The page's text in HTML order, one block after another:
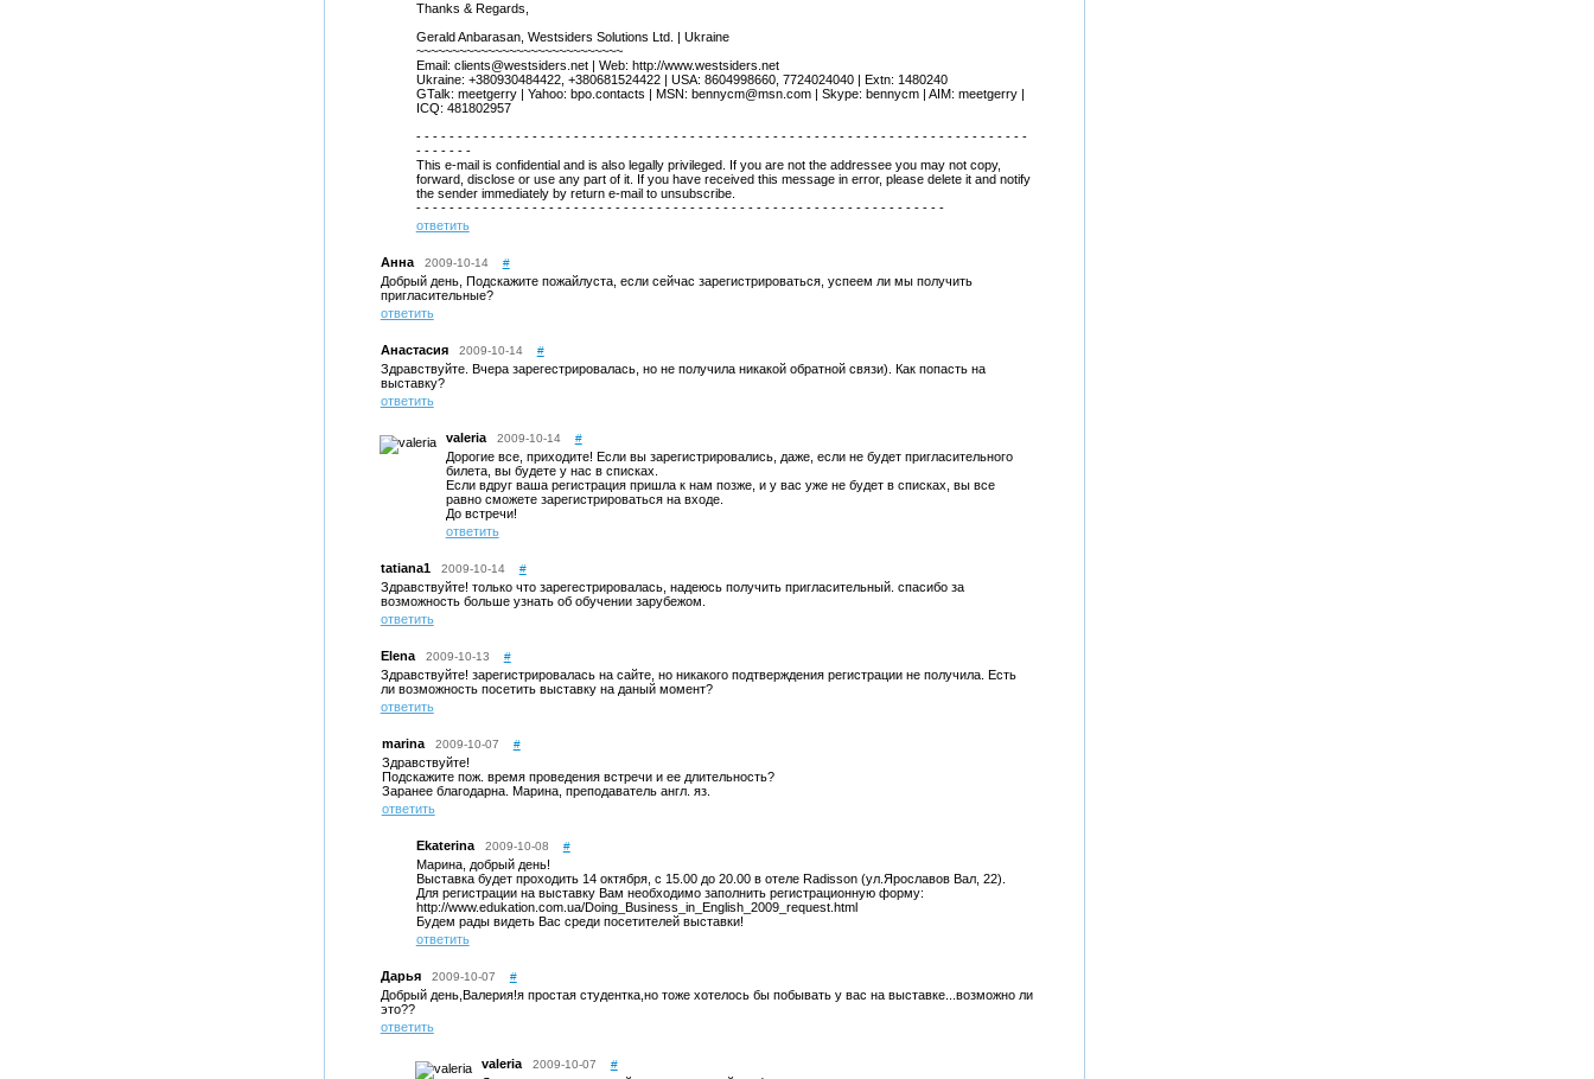
Thanks & Regards,
Gerald Anbarasan, Westsiders Solutions Ltd. | Ukraine
~~~~~~~~~~~~~~~~~~~~~~~~~~~~~
Email: clients@westsiders.net | Web: http://www.westsiders.net
Ukraine: +380930484422, +380681524422 | USA: 8604998660, 7724024040 | Extn: 1480240
GTalk: meetgerry | Yahoo: bpo.contacts | MSN: bennycm@msn.com | Skype: bennycm | AIM: meetgerry |
ICQ: 481802957
- - - - - - - - - - - - - - - - - - - - - - - - - - - - - - - - - - - - - - - - - - - - - - - - - - - - - - - - - - - - - - - - - - - - - - - - - -
- - - - - - -
This e-mail is confidential and is also legally privileged. If you are not the addressee you may not copy,
forward, disclose or use any part of it. If you have received this message in error, please delete it and notify
the sender immediately by return e-mail to unsubscribe.
- - - - - - - - - - - - - - - - - - - - - - - - - - - - - - - - - - - - - - - - - - - - - - - - - - - - - - - - - - - - - - - -
ответить
Анна 2009-10-14 #
Добрый день, Подскажите пожайлуста, если сейчас зарегистрироваться, успеем ли мы получить
пригласительные?
ответить
Анастасия 2009-10-14 #
Здравствуйте. Вчера зарегестрировалась, но не получила никакой обратной связи). Как попасть на
выставку?
ответить
valeria 2009-10-14 #
Дорогие все, приходите! Если вы зарегистрировались, даже, если не будет пригласительного
билета, вы будете у нас в списках.
Если вдруг ваша регистрация пришла к нам позже, и у вас уже не будет в списках, вы все
равно сможете зарегистрироваться на входе.
До встречи!
ответить
tatiana1 2009-10-14 #
Здравствуйте! только что зарегестрировалась, надеюсь получить пригласительный. спасибо за
возможность больше узнать об обучении зарубежом.
ответить
Elena 2009-10-13 #
Здравствуйте! зарегистрировалась на сайте, но никакого подтверждения регистрации не получила. Есть
ли возможность посетить выставку на даный момент?
ответить
marina 2009-10-07 #
Здравствуйте!
Подскажите пож. время проведения встречи и ее длительность?
Заранее благодарна. Марина, преподаватель англ. яз.
ответить
Ekaterina 2009-10-08 #
Марина, добрый день!
Выставка будет проходить 14 октября, с 15.00 до 20.00 в отеле Radisson (ул.Ярославов Вал, 22).
Для регистрации на выставку Вам необходимо заполнить регистрационную форму:
http://www.edukation.com.ua/Doing_Business_in_English_2009_request.html
Будем рады видеть Вас среди посетителей выставки!
ответить
Дарья 2009-10-07 #
Добрый день,Валерия!я простая студентка,но тоже хотелось бы побывать у вас на выставке...возможно ли
это??
ответить
valeria 2009-10-07 #